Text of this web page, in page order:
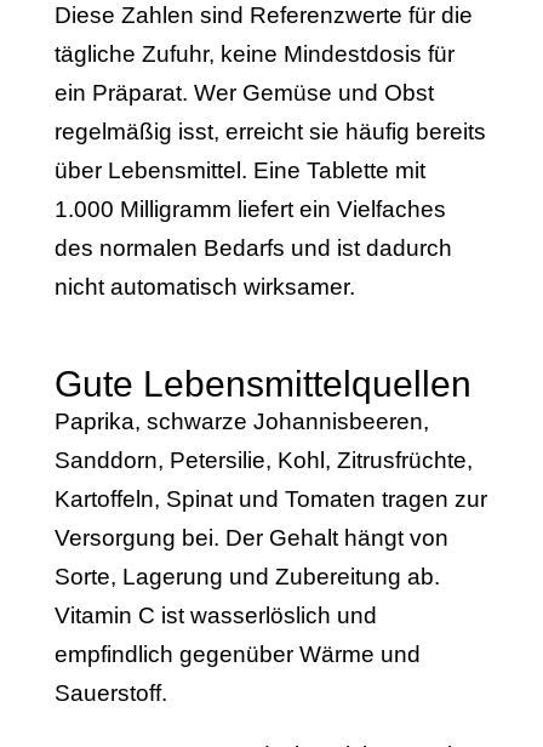
Diese Zahlen sind Referenzwerte für die
tägliche Zufuhr, keine Mindestdosis für
ein Präparat. Wer Gemüse und Obst
regelmäßig isst, erreicht sie häufig bereits
über Lebensmittel. Eine Tablette mit
1.000 Milligramm liefert ein Vielfaches
des normalen Bedarfs und ist dadurch
nicht automatisch wirksamer.
Gute Lebensmittelquellen
Paprika, schwarze Johannisbeeren,
Sanddorn, Petersilie, Kohl, Zitrusfrüchte,
Kartoffeln, Spinat und Tomaten tragen zur
Versorgung bei. Der Gehalt hängt von
Sorte, Lagerung und Zubereitung ab.
Vitamin C ist wasserlöslich und
empfindlich gegenüber Wärme und
Sauerstoff.